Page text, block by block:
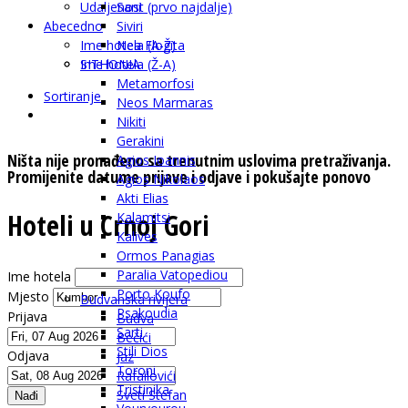
Sani
Siviri
Nea Flogita
SITHONIA
Metamorfosi
Neos Marmaras
Nikiti
Gerakini
Agios Ioannis
Agios Nikolaos
Akti Elias
Kalamitsi
Kalives
Ormos Panagias
Paralia Vatopediou
Porto Koufo
Psakoudia
Sarti
Stili Dios
Toroni
Tristinika
Budvanska rivijera
Budva
Bečići
Jaz
Rafailovići
Sveti Stefan
Udaljenost (prvo najdalje)
Abecedno
Ime hotela (A-Ž)
Ime hotela (Ž-A)
Sortiranje
Ništa nije pronađeno sa trenutnim uslovima pretraživanja.
Promijenite datume prijave i odjave i pokušajte ponovo
Hoteli u Crnoj Gori
Ime hotela
Mjesto
Prijava
Odjava
Nađi